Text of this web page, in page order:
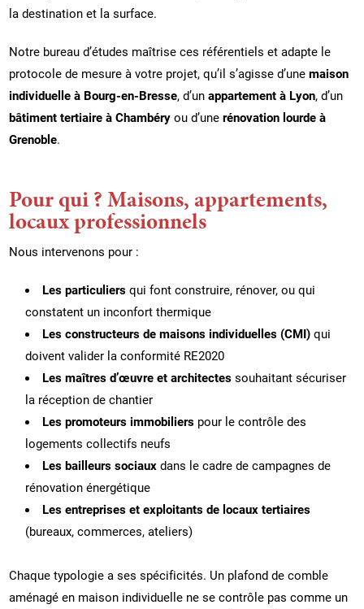
la destination et la surface.
Notre bureau d’études maîtrise ces référentiels et adapte le
protocole de mesure à votre projet, qu’il s’agisse d’unemaison
individuelle à Bourg-en-Bresse, d’unappartement à Lyon, d’un
bâtiment tertiaire à Chambéry ou d’unerénovation lourde à
Grenoble.
Pour qui ? Maisons, appartements,
locaux professionnels
Nous intervenons pour :
Les particuliers qui font construire, rénover, ou qui
constatent un inconfort thermique
Les constructeurs de maisons individuelles (CMI) qui
doivent valider la conformité RE2020
Les maîtres d’œuvre et architectes souhaitant sécuriser
la réception de chantier
Les promoteurs immobiliers pour le contrôle des
logements collectifs neufs
Les bailleurs sociaux dans le cadre de campagnes de
rénovation énergétique
Les entreprises et exploitants de locaux tertiaires
(bureaux, commerces, ateliers)
Chaque typologie a ses spécificités. Un plafond de comble
aménagé en maison individuelle ne se contrôle pas comme un